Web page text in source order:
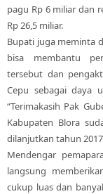
pagu Rp 6 miliar dan
Rp 26,5 miliar.
Bupati juga meminta
bisa membantu
tersebut dan
Cepu sebagai daya
“Terimakasih Pak
Kabupaten Blora
dilanjutkan tahun
Mendengar
langsung
cukup luas dan